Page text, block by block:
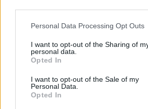
Please note that this website/app uses
not limited to your visit or usage
grant or deny consent to Google and its
use your data for below specified
consent section.
Personal Data Processing Opt Outs
I want to opt-out of the Sharing of
personal data.
Opted In
I want to opt-out of the Sale of my
Personal Data.
Opted In